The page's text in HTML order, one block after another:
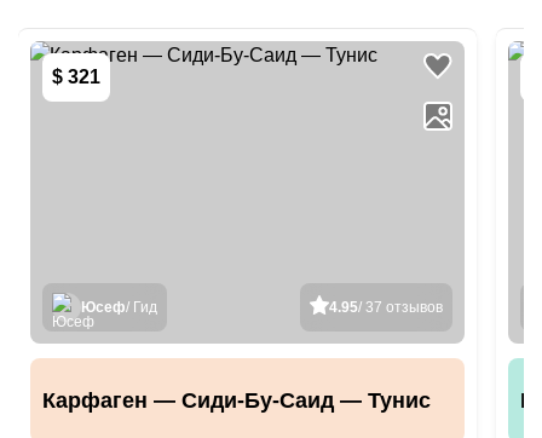
$ 321
4.95/ 37 отзывов
Юсеф/ Гид
Карфаген — Сиди-Бу-Саид — Тунис